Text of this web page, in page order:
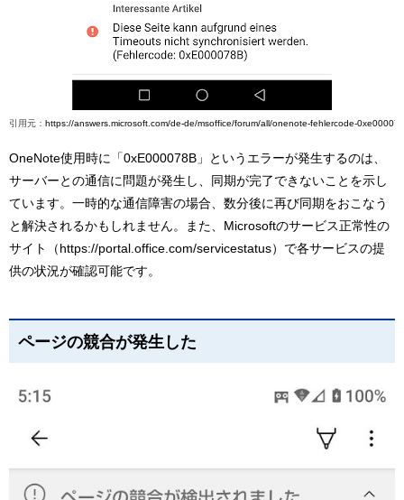
引用元： https://answers.microsoft.com/de-de/msoffice/forum/all/onenote-fehlercode-
OneNote使用時に「0xE000078B」というエラーが発生するのは、
サーバーとの通信に問題が発生し、同期が完了できないことを示し
ています。一時的な通信障害の場合、数分後に再び同期をおこなう
と解決されるかもしれません。また、Microsoftのサービス正常性の
サイト（https://portal.office.com/servicestatus）で各サービスの提
供の状況が確認可能です。
ページの競合が発生した